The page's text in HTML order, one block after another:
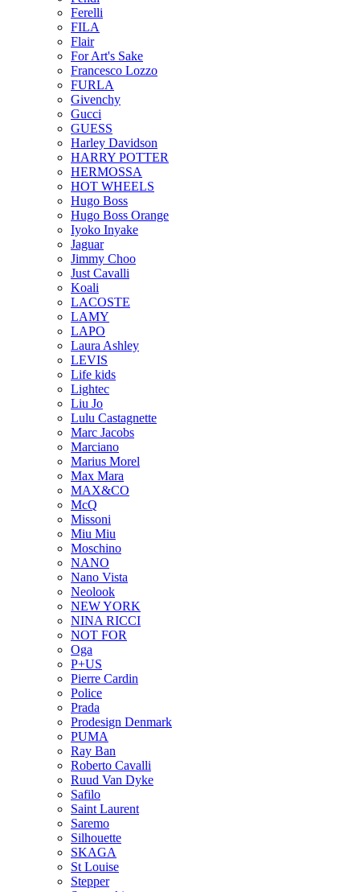
Ferelli
FILA
Flair
For Art's Sake
Francesco Lozzo
FURLA
Givenchy
Gucci
GUESS
Harley Davidson
HARRY POTTER
HERMOSSA
HOT WHEELS
Hugo Boss
Hugo Boss Orange
Iyoko Inyake
Jaguar
Jimmy Choo
Just Cavalli
Koali
LACOSTE
LAMY
LAPO
Laura Ashley
LEVIS
Life kids
Lightec
Liu Jo
Lulu Castagnette
Marc Jacobs
Marciano
Marius Morel
Max Mara
MAX&CO
McQ
Missoni
Miu Miu
Moschino
NANO
Nano Vista
Neolook
NEW YORK
NINA RICCI
NOT FOR
Oga
P+US
Pierre Cardin
Police
Prada
Prodesign Denmark
PUMA
Ray Ban
Roberto Cavalli
Ruud Van Dyke
Safilo
Saint Laurent
Saremo
Silhouette
SKAGA
St Louise
Stepper